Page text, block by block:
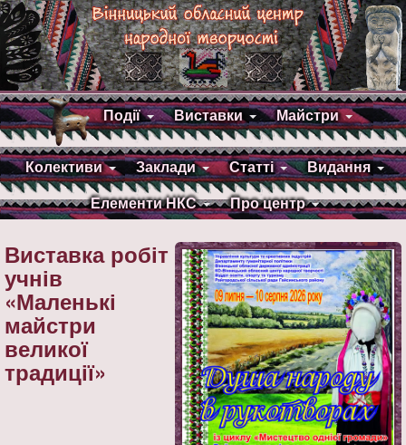
Події Виставки Майстри
Колективи Заклади Статті Видання
Елементи НКС Про центр
Виставка робіт
учнів
«Маленькі
майстри
великої
традиції»